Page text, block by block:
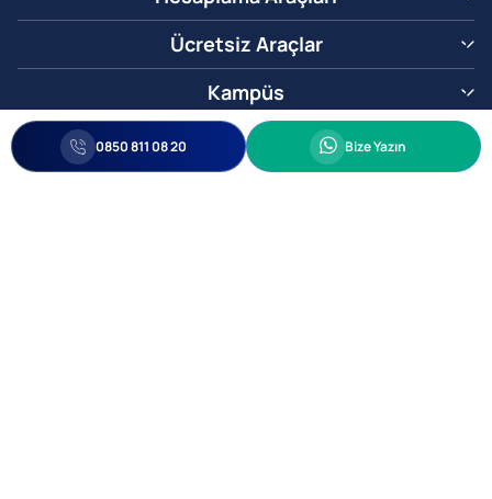
Ücretsiz Araçlar
Kampüs
0850 811 08 20 Whatsapp
Bize Yazın
0850 811 08 20